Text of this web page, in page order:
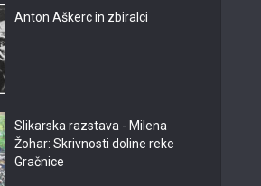
Anton Aškerc in zbiralci
Slikarska razstava - Milena
Žohar: Skrivnosti doline reke
Gračnice